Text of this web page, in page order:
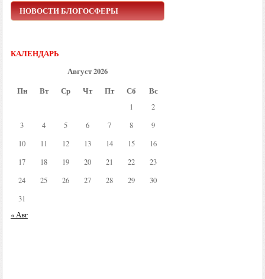
НОВОСТИ БЛОГОСФЕРЫ
КАЛЕНДАРЬ
Август 2026
Пн
Вт Ср Чт Пт Сб Вс
1
2
3
4 5 6 7 8
9
10
11 12 13 14 15
16
17
18 19 20 21 22
23
24
25 26 27 28 29
30
31
« Авг